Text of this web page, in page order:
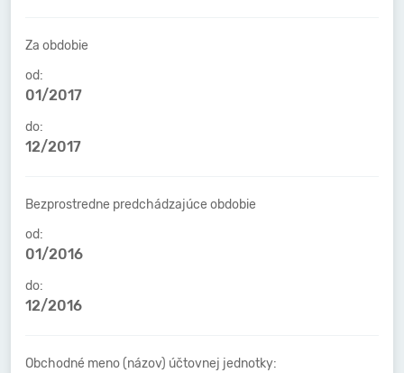
Za obdobie
od:
01/2017
do:
12/2017
Bezprostredne predchádzajúce obdobie
od:
01/2016
do:
12/2016
Obchodné meno (názov) účtovnej jednotky: